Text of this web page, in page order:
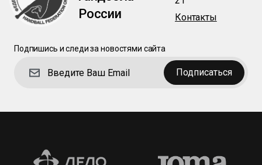
России
Контакты
Подпишись и следи за новостями сайта
Подписаться